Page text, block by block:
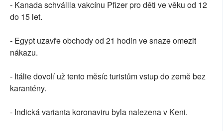
- Kanada schválila vakcínu Pfizer pro děti ve věku od 12
do 15 let.
- Egypt uzavře obchody od 21 hodin ve snaze omezit
nákazu.
- Itálie dovolí už tento měsíc turistům vstup do země bez
karantény.
- Indická varianta koronaviru byla nalezena v Keni.